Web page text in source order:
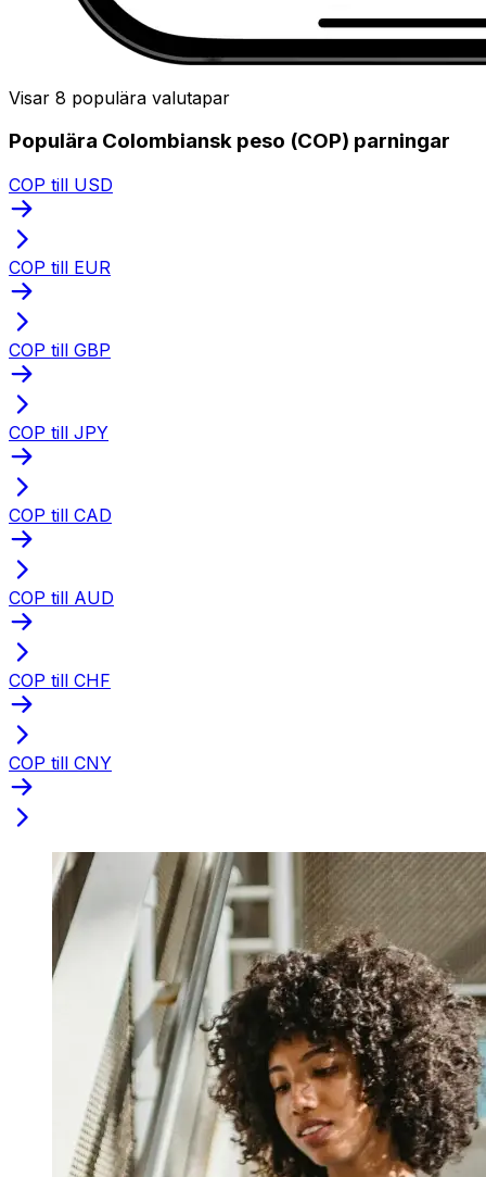
Visar 8 populära valutapar
Populära Colombiansk peso (COP) parningar
COP till USD
COP till EUR
COP till GBP
COP till JPY
COP till CAD
COP till AUD
COP till CHF
COP till CNY